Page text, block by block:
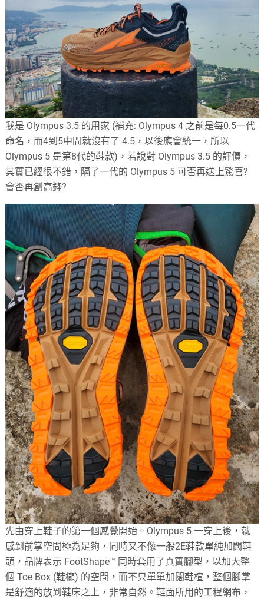
我是 Olympus 3.5 的用家 (補充: Olympus 4 之前是每0.5一代
命名，而4到5中間就沒有了 4.5，以後應會統一，所以
Olympus 5 是第8代的鞋款)，若說對 Olympus 3.5 的評價，
其實已經很不錯，隔了一代的 Olympus 5 可否再送上驚喜?
會否再創高鋒?
先由穿上鞋子的第一個感覺開始。Olympus 5 一穿上後，就
感到前掌空間極為足夠，同時又不像一般2E鞋款單純加闊鞋
頭，品牌表示 FootShape™ 同時套用了真實腳型，以加大整
個 Toe Box (鞋櫳) 的空間，而不只單單加闊鞋楦，整個腳掌
是舒適的放到鞋床之上，非常自然。鞋面所用的工程網布，